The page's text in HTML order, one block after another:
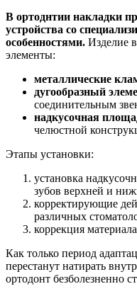
В ортоднтии накладки
устройства со
особенностями. Изделие
элементы:
металлические
дугообразный
соединительным
надкусочная
челюстной
Этапы установки:
установка
зубов верхней и
корректирующие
различных
коррекция
Как только период
перестанут натирать
ортодонт безболезненно